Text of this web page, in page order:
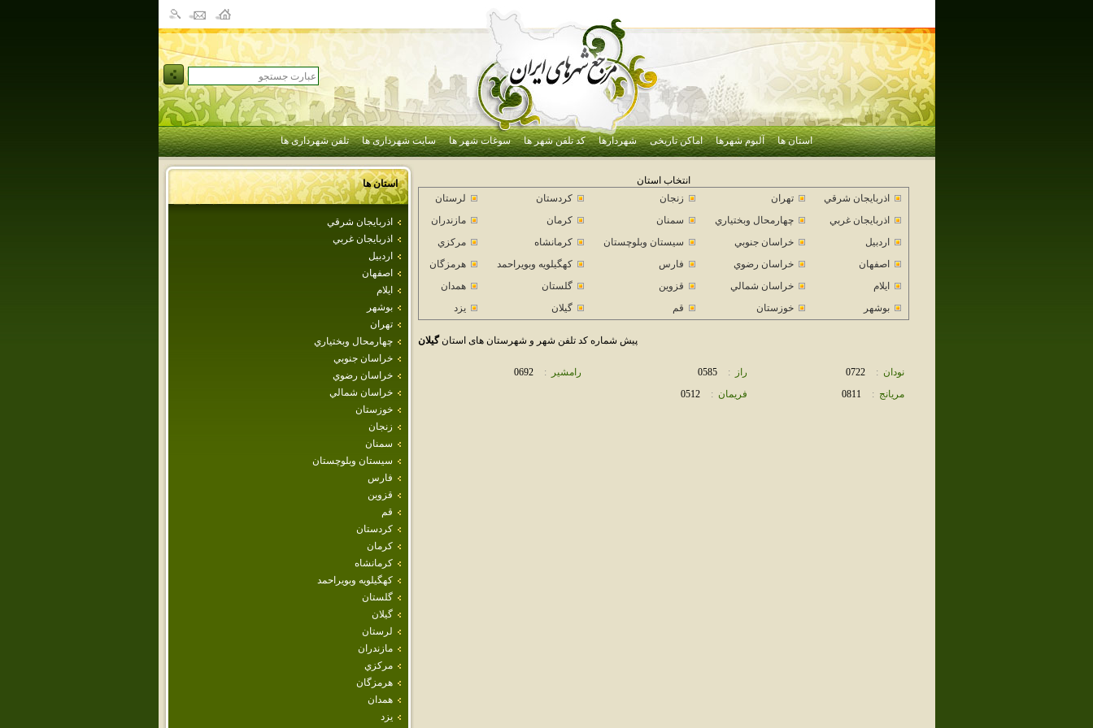
استان ها آلبوم شهرها اماکن تاریخی شهردارها کد تلفن شهر ها سوغات شهر ها سایت شهرداری ها تلفن شهرداری ها
استان ها
اذربايجان شرقي
اذربايجان غربي
اردبيل
اصفهان
ايلام
بوشهر
تهران
چهارمحال وبختياري
خراسان جنوبي
خراسان رضوي
خراسان شمالي
خوزستان
زنجان
سمنان
سيستان وبلوچستان
فارس
قزوين
قم
كردستان
كرمان
كرمانشاه
كهگيلويه وبويراحمد
گلستان
گيلان
لرستان
مازندران
مركزي
هرمزگان
همدان
يزد
انتخاب استان
اذربايجان شرقي
تهران زنجان كردستان
لرستان
اذربايجان غربي
چهارمحال وبختياري سمنان كرمان
مازندران
اردبيل
خراسان جنوبي سيستان وبلوچستان كرمانشاه
مركزي
اصفهان
خراسان رضوي فارس كهگيلويه وبويراحمد
هرمزگان
ايلام
خراسان شمالي قزوين گلستان
همدان
بوشهر
خوزستان قم گيلان يزد
پیش شماره کد تلفن شهر و شهرستان های استانگيلان
نودان :
0722 راز :
0585 رامشير :
0692
مريانج :
0811 فريمان :
0512